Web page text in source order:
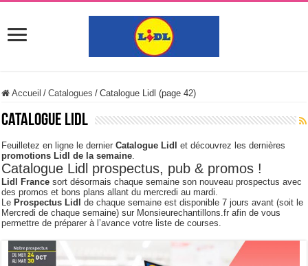
Accueil / Catalogues / Catalogue Lidl (page 42)
Catalogue Lidl
Feuilletez en ligne le dernierCatalogue Lidl
et découvrez les dernières
promotions Lidl de la semaine.
Catalogue Lidl prospectus, pub & promos !
Lidl France sort désormais chaque semaine son nouveau prospectus avec
des promos et bons plans allant du mercredi au mardi.
Le Prospectus Lidl
de chaque semaine est disponible 7 jours avant (soit le
Mercredi de chaque semaine) sur Monsieurechantillons.fr afin de vous
permettre de préparer à l’avance votre liste de courses.